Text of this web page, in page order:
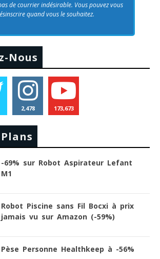
de courrier indésirable. Vous pouvez vous
quand vous le souhaitez.
Nous
2,478 173,673
-69% sur Robot Aspirateur Lefant
M1
Robot Piscine sans Fil Bocxi à prix
jamais vu sur Amazon (-59%)
Pèse Personne Healthkeep à -56%